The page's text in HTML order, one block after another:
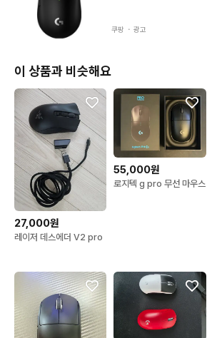
쿠팡 ・ 광고
이 상품과 비슷해요
27,000원
레이저 데스에더 V2 pro
55,000원
로지텍 g pro 무선 마우스